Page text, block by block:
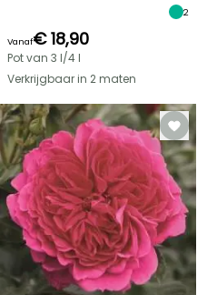
2
Vanaf€ 18,90
Pot van 3 l/4 l
Verkrijgbaar in 2 maten